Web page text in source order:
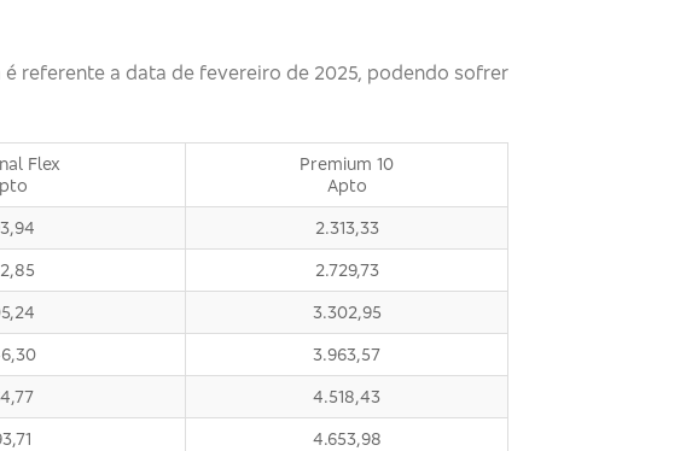
referente a data de fevereiro de 2025, podendo sofrer
Flex
Premium 10
Apto
2.313,33
2.729,73
3.302,95
3.963,57
4.518,43
4.653,98